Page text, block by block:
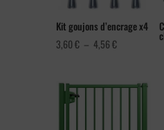
Kit goujons d’encrage x4
3,60€ – 4,56€Plage
3,60 €